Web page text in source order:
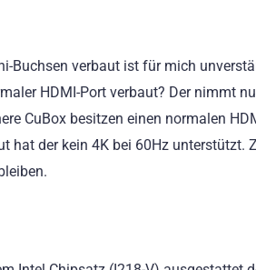
Buchsen verbaut ist für mich
HDMI-Port verbaut? Der nimmt
CuBox besitzen einen normalen
hat der kein 4K bei 60Hz